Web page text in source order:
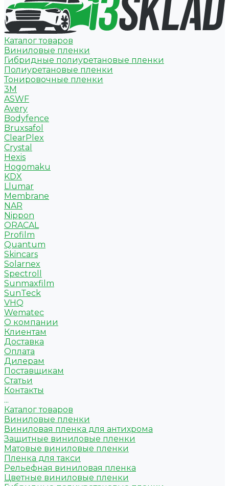
Каталог товаров
Виниловые пленки
Гибридные полиуретановые пленки
Полиуретановые пленки
Тонировочные пленки
3M
ASWF
Avery
Bodyfence
Bruxsafol
ClearPlex
Crystal
Hexis
Hogomaku
KDX
Llumar
Membrane
NAR
Nippon
ORACAL
Profilm
Quantum
Skincars
Solarnex
Spectroll
Sunmaxfilm
SunTeck
VHQ
Wematec
О компании
Клиентам
Доставка
Оплата
Дилерам
Поставщикам
Статьи
Контакты
...
Каталог товаров
Виниловые пленки
Виниловая пленка для антихрома
Защитные виниловые пленки
Матовые виниловые пленки
Пленка для такси
Рельефная виниловая пленка
Цветные виниловые пленки